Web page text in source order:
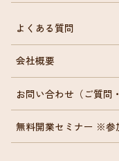
よくある質問
会社概要
お問い合わせ（ご質問
無料開業セミナー ※参